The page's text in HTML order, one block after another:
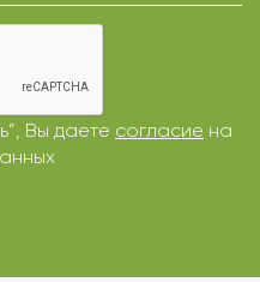
Вы даете согласие на